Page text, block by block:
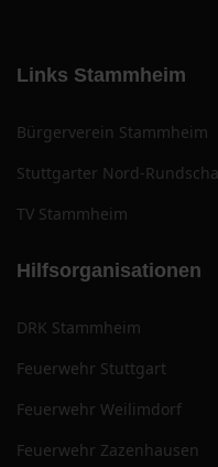
Links Stammheim
Bürgerverein Stammheim
Stuttgarter Nord-
TV Stammheim
Hilfsorganisationen
DRK Stammheim
Feuerwehr Stuttgart
Feuerwehr Weilimdorf
Feuerwehr Zazenhausen